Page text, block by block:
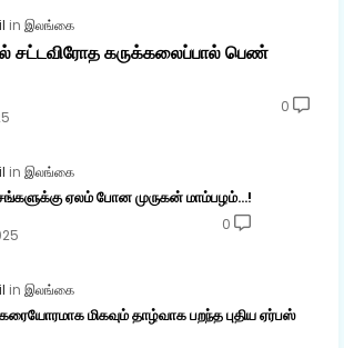
இலங்கை
சட்டவிரோத கருக்கலைப்பால் பெண்
0
இலங்கை
ஏலம் போன முருகன் மாம்பழம்...!
0
இலங்கை
மிகவும் தாழ்வாக பறந்த புதிய ஏர்பஸ்